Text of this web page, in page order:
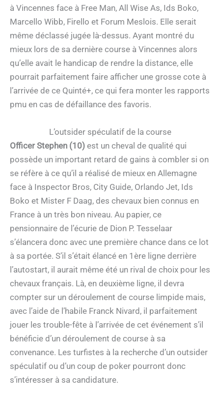
à Vincennes face à Free Man, All Wise As, Ids Boko,
Marcello Wibb, Firello et Forum Meslois. Elle serait
même déclassé jugée là-dessus. Ayant montré du
mieux lors de sa dernière course à Vincennes alors
qu’elle avait le handicap de rendre la distance, elle
pourrait parfaitement faire afficher une grosse cote à
l’arrivée de ce Quinté+, ce qui fera monter les rapports
pmu en cas de défaillance des favoris.
L’outsider spéculatif de la course
Officer Stephen (10) est un cheval de qualité qui
possède un important retard de gains à combler si on
se réfère à ce qu’il a réalisé de mieux en Allemagne
face à Inspector Bros, City Guide, Orlando Jet, Ids
Boko et Mister F Daag, des chevaux bien connus en
France à un très bon niveau. Au papier, ce
pensionnaire de l’écurie de Dion P. Tesselaar
s’élancera donc avec une première chance dans ce lot
à sa portée. S’il s’était élancé en 1ère ligne derrière
l’autostart, il aurait même été un rival de choix pour les
chevaux français. Là, en deuxième ligne, il devra
compter sur un déroulement de course limpide mais,
avec l’aide de l’habile Franck Nivard, il parfaitement
jouer les trouble-fête à l’arrivée de cet événement s’il
bénéficie d’un déroulement de course à sa
convenance. Les turfistes à la recherche d’un outsider
spéculatif ou d’un coup de poker pourront donc
s’intéresser à sa candidature.